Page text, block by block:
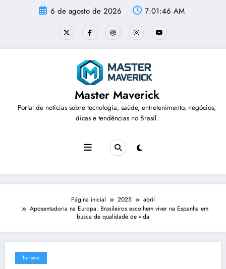
6 de agosto de 2026 7:01:46 AM
Master Maverick
Portal de notícias sobre tecnologia, saúde, entretenimento, negócios,
dicas e tendências no Brasil.
Página inicial 2025
abril
Aposentadoria na Europa: Brasileiros escolhem viver na Espanha em
busca de qualidade de vida
Turismo